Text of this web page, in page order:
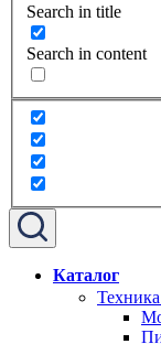
Search in title
Search in content
Каталог
Техника